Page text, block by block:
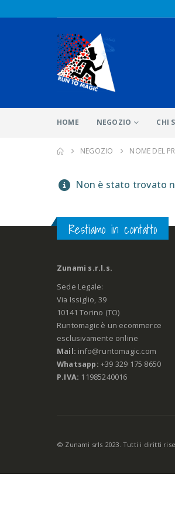
HOME NEGOZIO CHI
NEGOZIO NOME DEL
Non è stato trovato
Restiamo in contatto
Zunami s.r.l.s.
Sede Legale:
Via Issiglio, 39
10141 Torino (TO)
Runtomagic è un ecommerce
esclusivamente online
Mail: info@runtomagic.com
Whatsapp: +39 329 175 8650
P.IVA: 11985240016
© Zunami srls 2023. Tutti i diritti